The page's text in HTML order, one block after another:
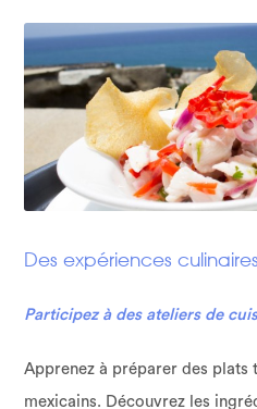
Des expériences
Participez à des ateliers de
Apprenez à préparer des plats
mexicains. Découvrez les